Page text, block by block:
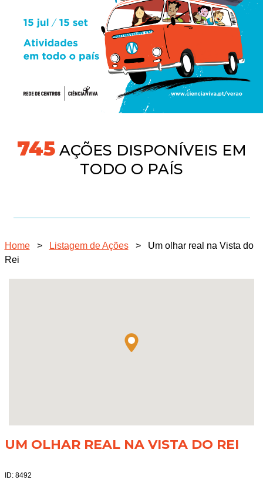
745AÇÕES DISPONÍVEIS EM
TODO O PAÍS
Home > Listagem de Ações >
Um olhar real na Vista do
Rei
UM OLHAR REAL NA VISTA DO REI
ID: 8492